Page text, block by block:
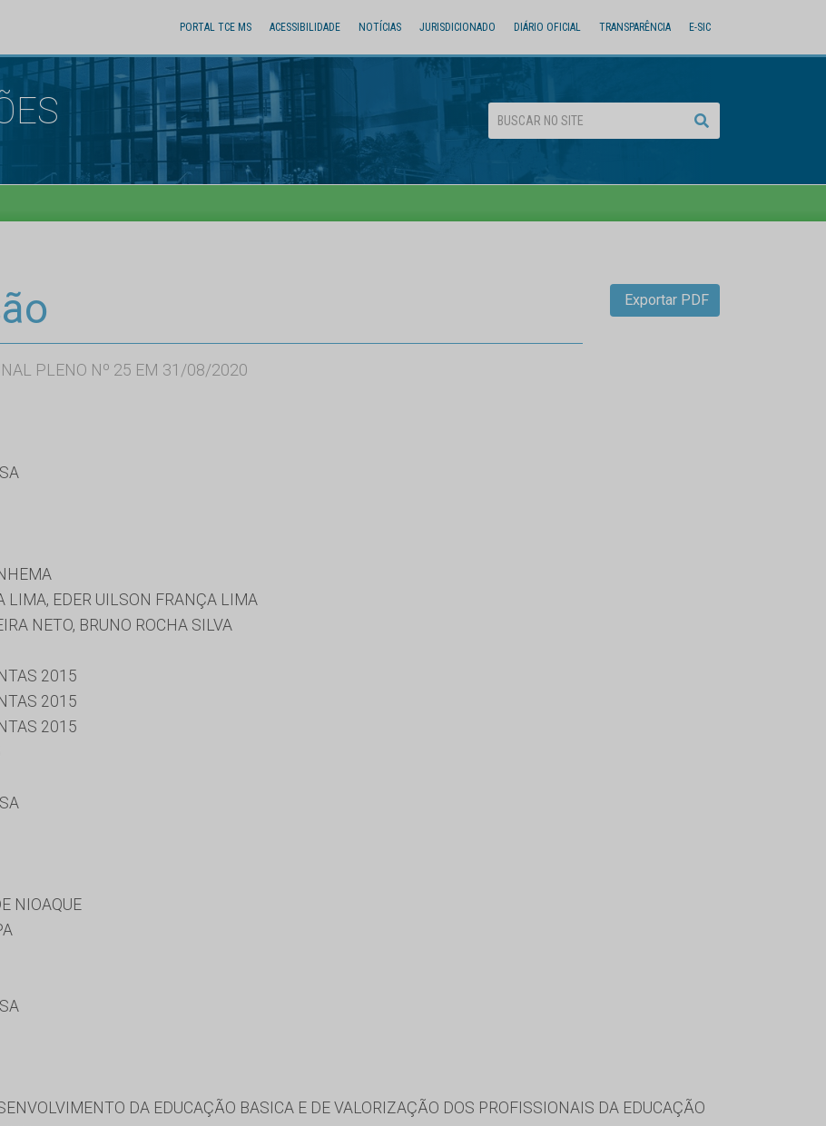
PORTAL TCE MS ACESSIBILIDADE NOTÍCIAS JURISDICIONADO DIÁRIO OFICIAL TRANSPARÊNCIA E-SIC
PLENO Nº 25 EM 31/08/2020
Exportar PDF
LIMA, EDER UILSON FRANÇA LIMA
NETO, BRUNO ROCHA SILVA
2015
2015
2015
NIOAQUE
DA EDUCAÇÃO BASICA E DE VALORIZAÇÃO DOS PROFISSIONAIS DA EDUCAÇÃO